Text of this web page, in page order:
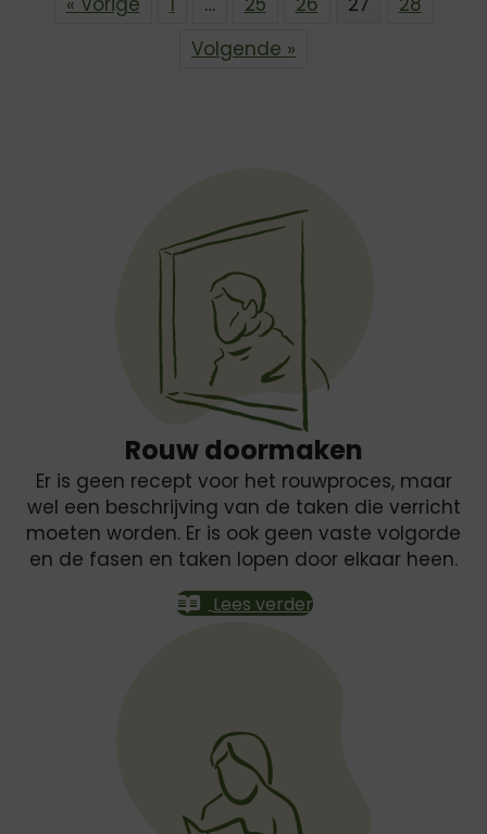
Volgende »
Rouw doormaken
Er is geen recept voor het rouwproces, maar
wel een beschrijving van de taken die verricht
moeten worden. Er is ook geen vaste volgorde
en de fasen en taken lopen door elkaar heen.
Lees verder